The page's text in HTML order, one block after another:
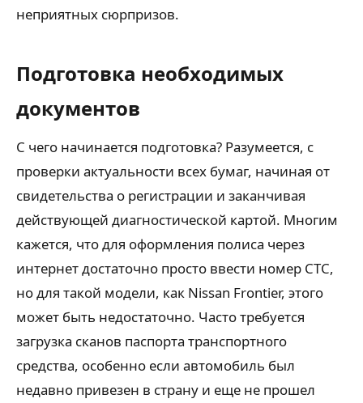
неприятных сюрпризов.
Подготовка необходимых
документов
С чего начинается подготовка? Разумеется, с
проверки актуальности всех бумаг, начиная от
свидетельства о регистрации и заканчивая
действующей диагностической картой. Многим
кажется, что для оформления полиса через
интернет достаточно просто ввести номер СТС,
но для такой модели, как Nissan Frontier, этого
может быть недостаточно. Часто требуется
загрузка сканов паспорта транспортного
средства, особенно если автомобиль был
недавно привезен в страну и еще не прошел